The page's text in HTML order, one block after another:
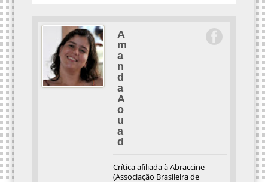
A
m
a
n
d
a
A
o
u
a
d
Crítica afiliada à Abraccine
(Associação Brasileira de